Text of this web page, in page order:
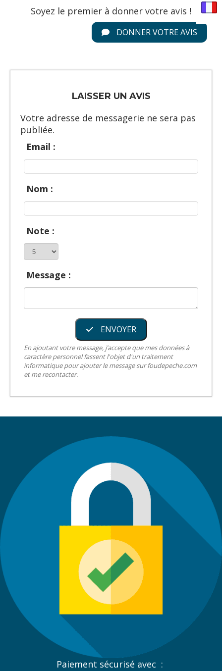
Soyez le premier à donner votre avis !
DONNER VOTRE AVIS
LAISSER UN AVIS
Votre adresse de messagerie ne sera pas
publiée.
Email :
Nom :
Note :
Message :
ENVOYER
En ajoutant votre message, j’accepte que mes données à
caractère personnel fassent l'objet d'un traitement
informatique pour ajouter le message sur foudepeche.com
et me recontacter.
Paiement sécurisé avec :